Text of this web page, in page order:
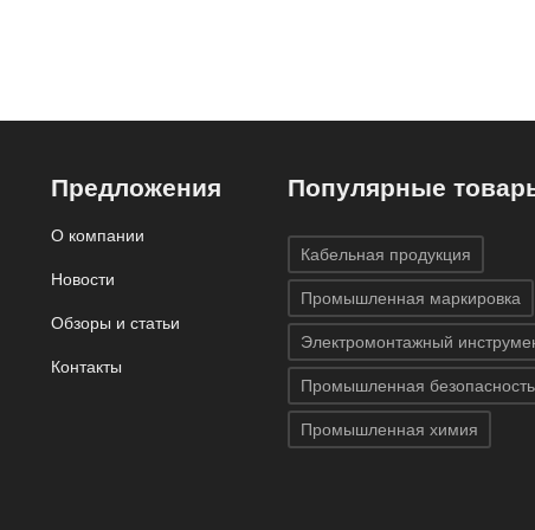
Предложения
О компании
Новости
Обзоры и статьи
Контакты
Популярные
Кабельная продукция
Промышленная маркировка
Электромонтажный
Промышленная безопасность
Промышленная химия